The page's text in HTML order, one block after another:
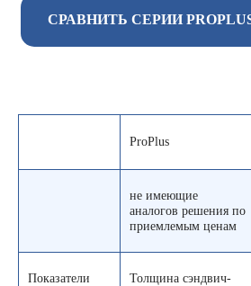
СРАВНИТЬ СЕРИИ
ProPlus
не имеющие
аналогов решения по
приемлемым ценам
Показатели
Толщина сэндвич-